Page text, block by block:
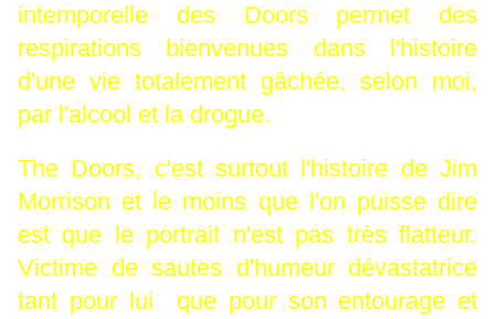
intemporelle des Doors permet des
respirations bienvenues dans l'histoire
d'une vie totalement gâchée, selon moi,
par l'alcool et la drogue.
The Doors, c'est surtout l'histoire de Jim
Morrison et le moins que l'on puisse dire
est que le portrait n'est pas très flatteur.
Victime de sautes d'humeur dévastatrice
tant pour lui que pour son entourage et